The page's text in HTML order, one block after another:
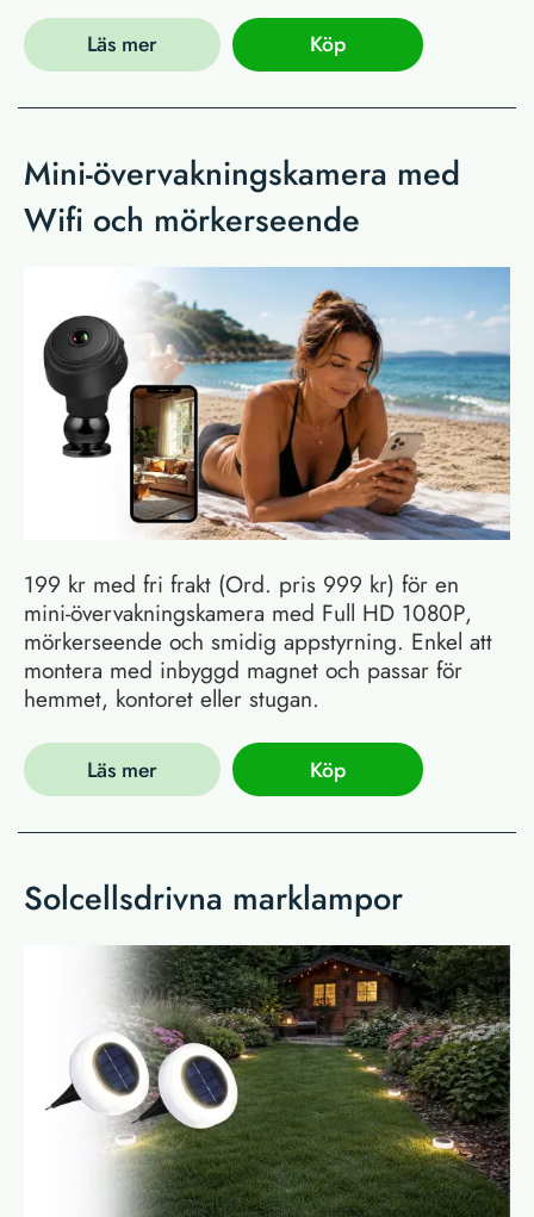
Läs mer Köp
Mini-övervakningskamera med
Wifi och mörkerseende
199 kr med fri frakt (Ord. pris 999 kr) för en
mini-övervakningskamera med Full HD 1080P,
mörkerseende och smidig appstyrning. Enkel att
montera med inbyggd magnet och passar för
hemmet, kontoret eller stugan.
Läs mer Köp
Solcellsdrivna marklampor